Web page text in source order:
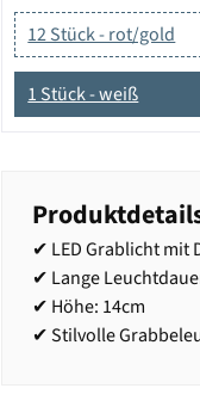
12 Stück - rot/gold
1 Stück - weiß
✔ LED Grablicht mit
✔ Lange
✔ Höhe: 14cm
✔ Stilvolle